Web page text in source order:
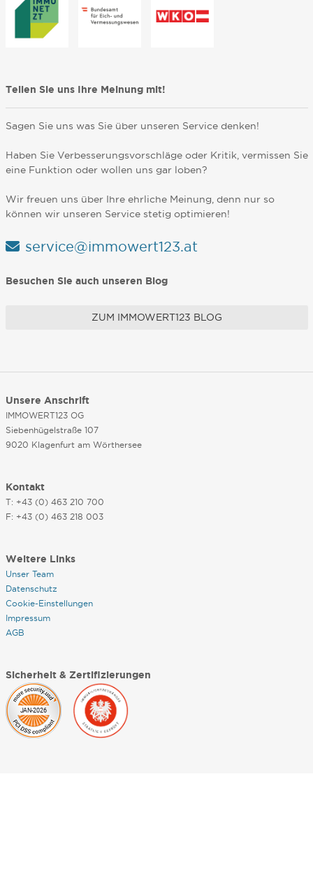
Teilen Sie uns Ihre Meinung mit!
Sagen Sie uns was Sie über unseren Service denken!
Haben Sie Verbesserungsvorschläge oder Kritik, vermissen Sie
eine Funktion oder wollen uns gar loben?
Wir freuen uns über Ihre ehrliche Meinung, denn nur so
können wir unseren Service stetig optimieren!
service@immowert123.at
Besuchen Sie auch unseren Blog
ZUM IMMOWERT123 BLOG
Unsere Anschrift
IMMOWERT123 OG
Siebenhügelstraße 107
9020 Klagenfurt am Wörthersee
Kontakt
T: +43 (0) 463 210 700
F: +43 (0) 463 218 003
Weitere Links
Unser Team
Datenschutz
Cookie-Einstellungen
Impressum
AGB
Sicherheit & Zertifizierungen